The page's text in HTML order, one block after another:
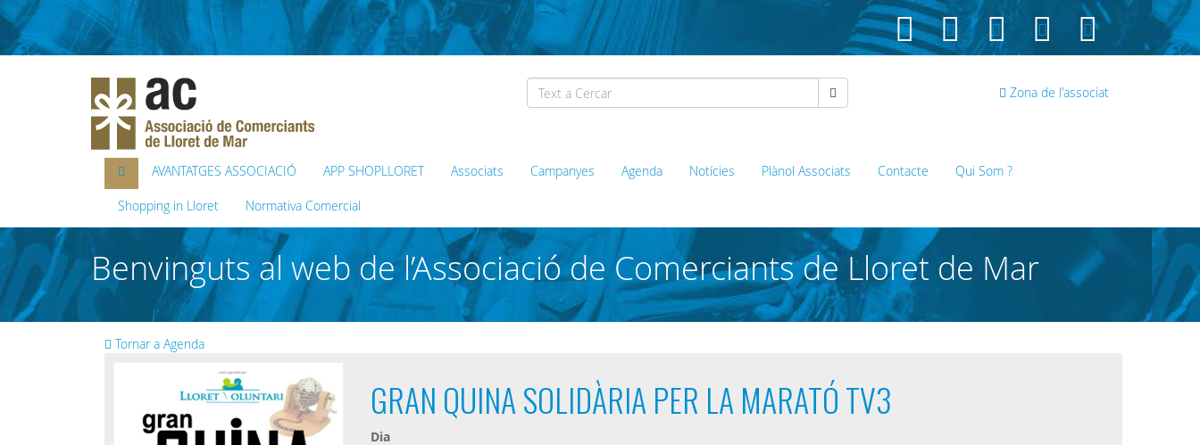
Zona de l'associat
AVANTATGES ASSOCIACIÓ APP SHOPLLORET Associats Campanyes Agenda Notícies Plànol Associats Contacte Qui Som ?
Shopping in Lloret Normativa Comercial
Benvinguts al web de l’Associació de Comerciants de Lloret de Mar
Tornar a Agenda
GRAN QUINA SOLIDÀRIA PER LA MARATÓ TV3
Dia